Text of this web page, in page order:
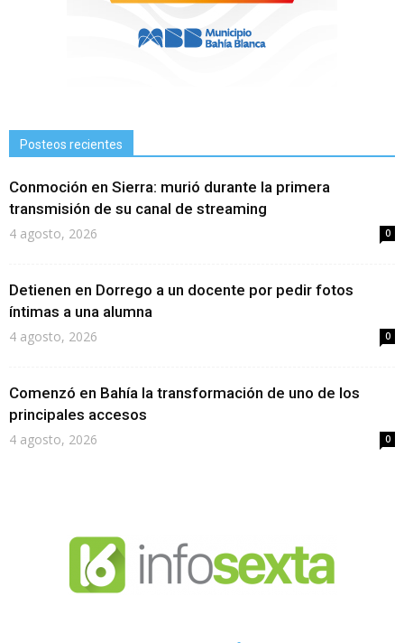
Posteos recientes
Conmoción en Sierra: murió durante la primera
transmisión de su canal de streaming
4 agosto, 2026 0
Detienen en Dorrego a un docente por pedir fotos
íntimas a una alumna
4 agosto, 2026 0
Comenzó en Bahía la transformación de uno de los
principales accesos
4 agosto, 2026 0